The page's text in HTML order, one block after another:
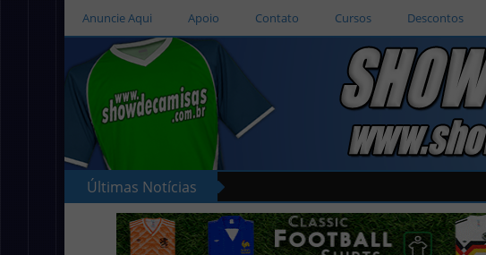
Anuncie Aqui Apoio Contato Cursos Descontos
Últimas Notícias